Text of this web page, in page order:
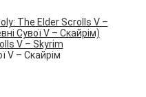
V – Skyrim
V – Скайрім